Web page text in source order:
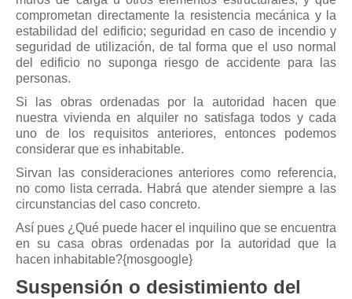
comprometan directamente la resistencia mecánica y la
estabilidad del edificio; seguridad en caso de incendio y
seguridad de utilización, de tal forma que el uso normal
del edificio no suponga riesgo de accidente para las
personas.
Si las obras ordenadas por la autoridad hacen que
nuestra vivienda en alquiler no satisfaga todos y cada
uno de los requisitos anteriores, entonces podemos
considerar que es inhabitable.
Sirvan las consideraciones anteriores como referencia,
no como lista cerrada. Habrá que atender siempre a las
circunstancias del caso concreto.
Así pues ¿Qué puede hacer el inquilino que se encuentra
en su casa obras ordenadas por la autoridad que la
hacen inhabitable?{mosgoogle}
Suspensión o desistimiento del